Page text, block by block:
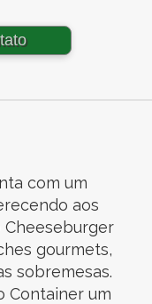
com um
aos
gourmets,
sobremesas.
Container um